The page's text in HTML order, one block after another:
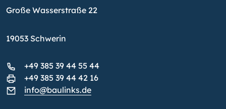
Große Wasserstraße 22
19053 Schwerin
+49 385 39 44 55 44
+49 385 39 44 42 16
info@baulinks.de